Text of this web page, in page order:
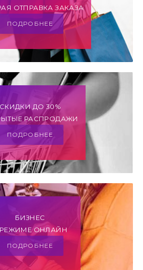
ОТПРАВКА ЗАКАЗА
ПОДРОБНЕЕ
СКИДКИ ДО 30%
РАСПРОДАЖИ
ПОДРОБНЕЕ
БИЗНЕС
РЕЖИМЕ ОНЛАЙН
ПОДРОБНЕЕ